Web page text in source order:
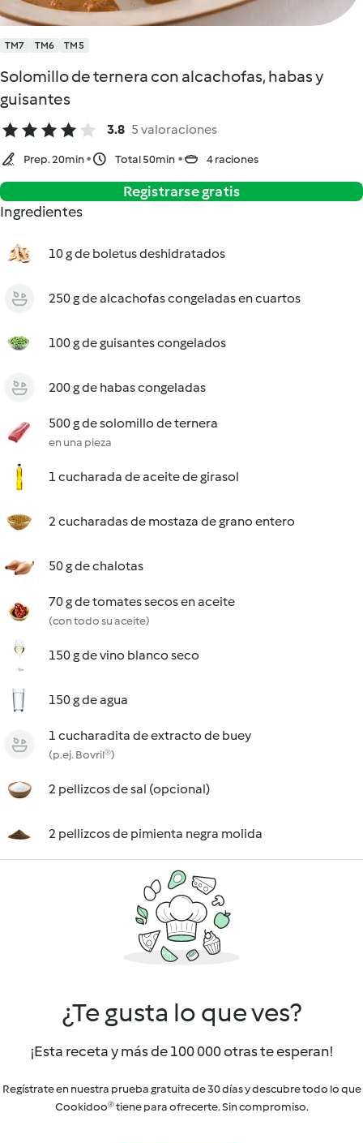
TM7 TM6 TM5
Solomillo de ternera con alcachofas, habas y
guisantes
3.8 5 valoraciones
Prep. 20min Total 50min 4 raciones
Registrarse gratis
Ingredientes
10 g de boletus deshidratados
250 g de alcachofas congeladas en cuartos
100 g de guisantes congelados
200 g de habas congeladas
500 g de solomillo de ternera
en una pieza
1 cucharada de aceite de girasol
2 cucharadas de mostaza de grano entero
50 g de chalotas
70 g de tomates secos en aceite
(con todo su aceite)
150 g de vino blanco seco
150 g de agua
1 cucharadita de extracto de buey
(p.ej. Bovril®)
2 pellizcos de sal (opcional)
2 pellizcos de pimienta negra molida
¿Te gusta lo que ves?
¡Esta receta y más de 100 000 otras te esperan!
Regístrate en nuestra prueba gratuita de 30 días y descubre todo lo que
Cookidoo® tiene para ofrecerte. Sin compromiso.